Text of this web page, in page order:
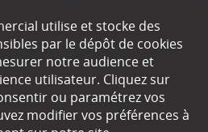
SAVOIR
nous ?
Partenaires
utilise et stocke des
par le dépôt de cookies
notre audience et
utilisateur. Cliquez sur
ou paramétrez vos
modifier vos préférences à